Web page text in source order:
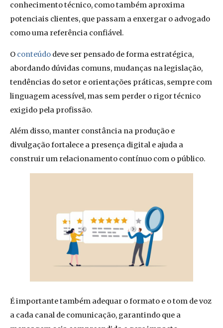
conhecimento técnico, como também aproxima
potenciais clientes, que passam a enxergar o advogado
como uma referência confiável.
O conteúdo deve ser pensado de forma estratégica,
abordando dúvidas comuns, mudanças na legislação,
tendências do setor e orientações práticas, sempre com
linguagem acessível, mas sem perder o rigor técnico
exigido pela profissão.
Além disso, manter constância na produção e
divulgação fortalece a presença digital e ajuda a
construir um relacionamento contínuo com o público.
É importante também adequar o formato e o tom de voz
a cada canal de comunicação, garantindo que a